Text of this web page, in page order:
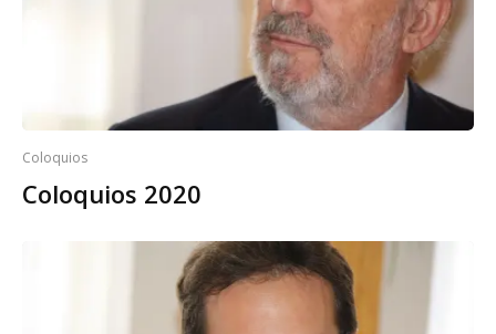
Coloquios
Coloquios 2020